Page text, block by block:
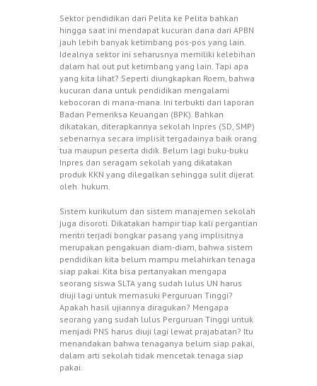
Sektor pendidikan dari Pelita ke Pelita bahkan
hingga saat ini mendapat kucuran dana dari APBN
jauh lebih banyak ketimbang pos-pos yang lain.
Idealnya sektor ini seharusnya memiliki kelebihan
dalam hal out put ketimbang yang lain. Tapi apa
yang kita lihat? Seperti diungkapkan Roem, bahwa
kucuran dana untuk pendidikan mengalami
kebocoran di mana-mana. Ini terbukti dari laporan
Badan Pemeriksa Keuangan (BPK). Bahkan
dikatakan, diterapkannya sekolah Inpres (SD, SMP)
sebenarnya secara implisit tergadainya baik orang
tua maupun peserta didik. Belum lagi buku-buku
Inpres dan seragam sekolah yang dikatakan
produk KKN yang dilegalkan sehingga sulit dijerat
oleh hukum.
Sistem kurikulum dan sistem manajemen sekolah
juga disoroti. Dikatakan hampir tiap kali pergantian
mentri terjadi bongkar pasang yang implisitnya
merupakan pengakuan diam-diam, bahwa sistem
pendidikan kita belum mampu melahirkan tenaga
siap pakai. Kita bisa pertanyakan mengapa
seorang siswa SLTA yang sudah lulus UN harus
diuji lagi untuk memasuki Perguruan Tinggi?
Apakah hasil ujiannya diragukan? Mengapa
seorang yang sudah lulus Perguruan Tinggi untuk
menjadi PNS harus diuji lagi lewat prajabatan? Itu
menandakan bahwa tenaganya belum siap pakai,
dalam arti sekolah tidak mencetak tenaga siap
pakai.